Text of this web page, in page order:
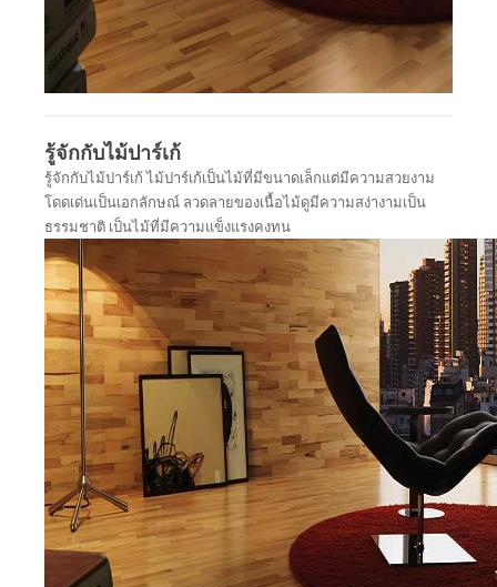
รู้จักกับไม้ปาร์เก้
รู้จักกับไม้ปาร์เก้ ไม้ปาร์เก้เป็นไม้ที่มีขนาดเล็กแต่มีความสวยงาม
โดดเด่นเป็นเอกลักษณ์ ลวดลายของเนื้อไม้ดูมีความสง่างามเป็น
ธรรมชาติ เป็นไม้ที่มีความแข็งแรงคงทน